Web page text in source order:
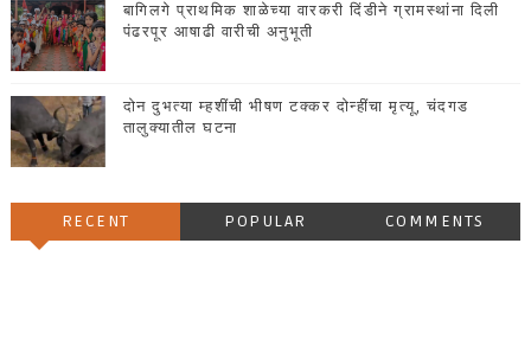
बागिलगे प्राथमिक शाळेच्या वारकरी दिंडीने ग्रामस्थांना दिली
पंढरपूर आषाढी वारीची अनुभूती
दोन दुभत्या म्हशींची भीषण टक्कर दोन्हींचा मृत्यू, चंदगड
तालुक्यातील घटना
RECENT POPULAR COMMENTS